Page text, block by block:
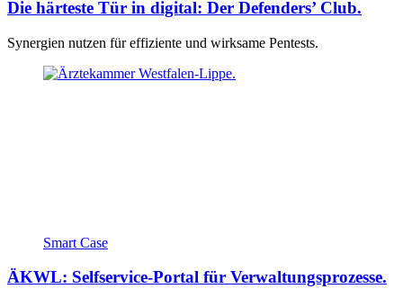
Die härteste Tür in digital: Der Defenders’ Club.
Synergien nutzen für effiziente und wirksame Pentests.
Smart Case
ÄKWL: Selfservice-Portal für Verwaltungsprozesse.